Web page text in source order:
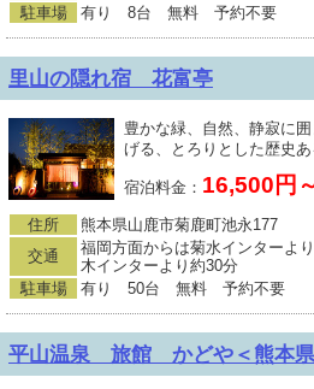
駐車場
有り 8台 無料 予約不要
里山の隠れ宿 花富亭
豊かな緑、自然、静寂に
げる、とろりとした歴史
宿泊料金： 16,500円
住所
熊本県山鹿市菊鹿町池永177
交通
福岡方面からは菊水インターよ
木インターより約30分
駐車場
有り 50台 無料 予約不要
平山温泉 旅館 かどや＜熊本県